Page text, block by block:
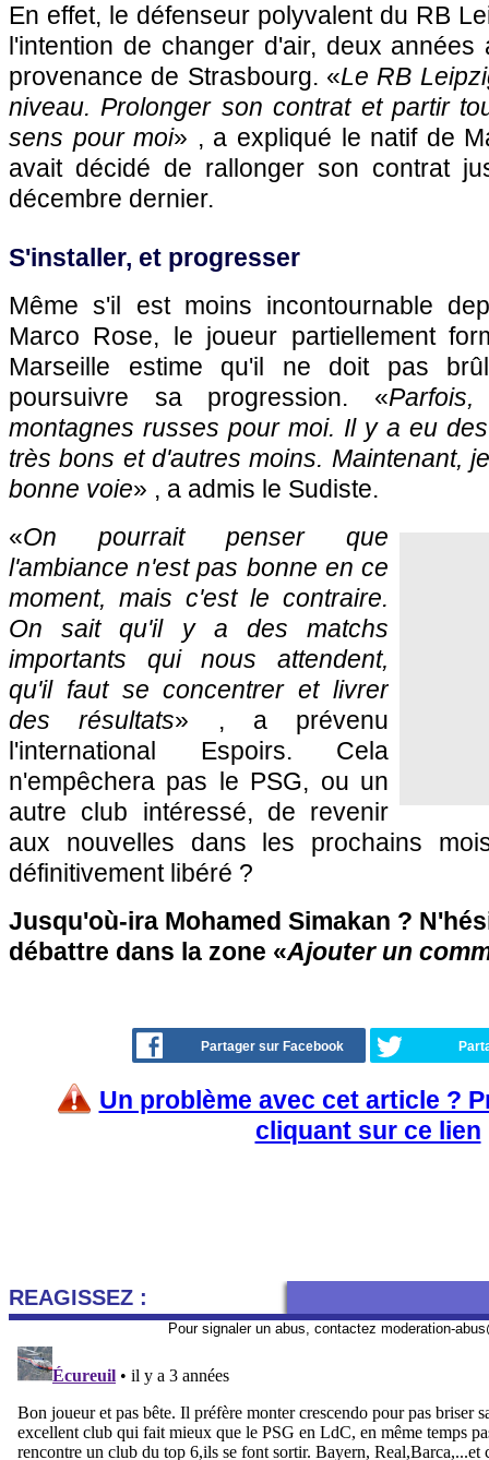
En effet, le défenseur polyvalent du RB
l'intention de changer d'air, deux
provenance de Strasbourg. «Le RB
niveau. Prolonger son contrat et partir
sens pour moi» , a expliqué le natif de
avait décidé de rallonger son contrat
décembre dernier.
S'installer, et progresser
Même s'il est moins incontournable
Marco Rose, le joueur partiellement
Marseille estime qu'il ne doit pas
poursuivre sa progression. «
montagnes russes pour moi. Il y a eu
très bons et d'autres moins. Maintenant,
bonne voie» , a admis le Sudiste.
«On pourrait penser que
l'ambiance n'est pas bonne en ce
moment, mais c'est le contraire.
On sait qu'il y a des matchs
importants qui nous attendent,
qu'il faut se concentrer et livrer
des résultats» , a prévenu
l'international Espoirs. Cela
n'empêchera pas le PSG, ou un
autre club intéressé, de revenir
aux nouvelles dans les prochains
définitivement libéré ?
Jusqu'où-ira Mohamed Simakan ?
débattre dans la zone «Ajouter un
Partager sur Facebook
Un problème avec cet article ?
cliquant sur ce lien
REAGISSEZ :
Pour signaler un abus, contactez moderation-